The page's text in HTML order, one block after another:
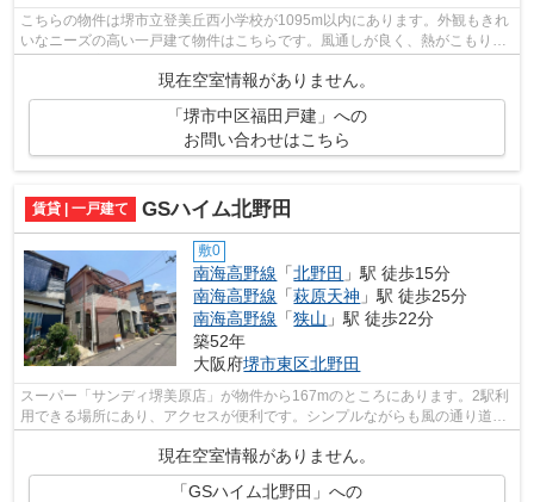
こちらの物件は堺市立登美丘西小学校が1095m以内にあります。外観もきれ
いなニーズの高い一戸建て物件はこちらです。風通しが良く、熱がこもりに
現在空室情報がありません。
「堺市中区福田戸建」への
お問い合わせはこちら
賃貸 | 一戸建て GSハイム北野田
敷0
南海高野線 「北野田 」駅 徒歩15分
南海高野線 「萩原天神 」駅 徒歩25分
南海高野線 「狭山 」駅 徒歩22分
築52年
大阪府堺市東区北野田
スーパー「サンディ堺美原店」が物件から167mのところにあります。2駅利
用できる場所にあり、アクセスが便利です。シンプルながらも風の通り道が
しっかり造られている物件です。こちら...
現在空室情報がありません。
「GSハイム北野田」への